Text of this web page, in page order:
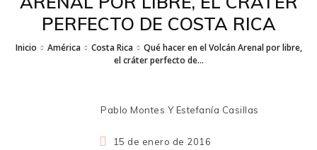
PERFECTO DE COSTA RICA
Inicio América Costa Rica
Qué hacer en el Volcán Arenal por libre,
el cráter perfecto de...
Pablo Montes Y Estefanía Casillas
15 de enero de 2016